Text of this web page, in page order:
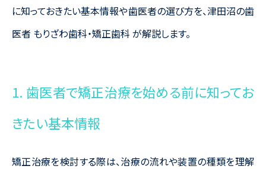
に知っておきたい基本情報や歯医者の選び方を、津田沼の歯
医者 もりざわ歯科・矯正歯科 が解説します。
1. 歯医者で矯正治療を始める前に知ってお
きたい基本情報
矯正治療を検討する際は、治療の流れや装置の種類を理解